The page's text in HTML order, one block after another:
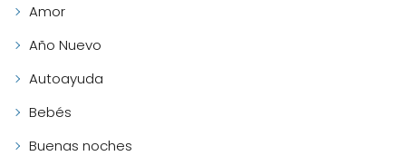
Amor
Año Nuevo
Autoayuda
Bebés
Buenas noches